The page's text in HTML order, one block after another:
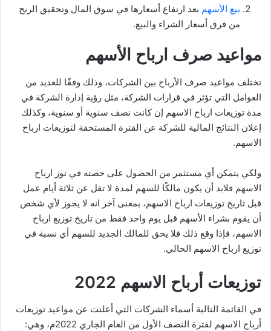
بيع الأسهم بعد ارتفاع أسعارها في سوق المال وتحقيق الربح
من فرق أسعار الشراء والبيع.
مواعيد صرف ارباح الأسهم
تختلف مواعيد صرف الأرباح بين الشركات، وذلك وفقًا للعديد من
العوامل التي تؤثر في قرارات الشركة، مثل رؤية إدارة الشركة في
مدة توزيعات ارباح الاسهم إن كانت نصف سنوية أو سنوية، وكذلك
إعلان النتائج المالية للشركة عن الفترة المستحقة لتوزيعات ارباح
الاسهم.
ولكي يتمكن أي مستثمر من الحصول على حصته في توز ارباح
الاسهم فلابد أن يكون مالكًا للسهم لمدة لا تقل عن ثلاثة أيام عمل
قبل تاريخ توزيعات ارباح الاسهم، بمعنى آخر انه لا يجوز لأي شخص
أن يقوم بشراء الأسهم قبل يوم واحد فقط من تاريخ توزيع ارباح
الاسهم، فإذا وقع ذلك فلا يحق للمالك الجديد للسهم أي نسبة في
توزيع ارباح الاسهم الحالي.
توزيعات أرباح الاسهم 2022
في القائمة التالية أسماء الشركات التي أعلنت عن مواعيد توزيعات
أرباح الاسهم لفترة النصف الأول من العام الجاري 2022م، وهي: